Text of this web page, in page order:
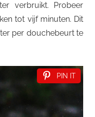
verbruikt. Probeer
tot vijf minuten. Dit
per douchebeurt te
PIN IT